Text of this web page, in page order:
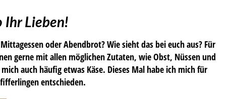
Ihr Lieben!
oder Abendbrot? Wie sieht das bei euch aus? Für
gerne mit allen möglichen Zutaten, wie Obst, Nüssen und
auch häufig etwas Käse. Dieses Mal habe ich mich für
entschieden.